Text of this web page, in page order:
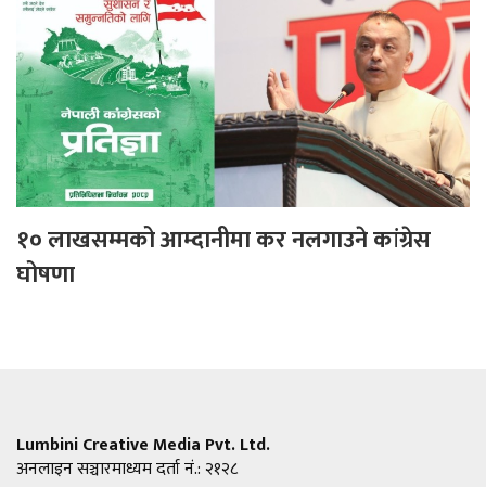
१० लाखसम्मको आम्दानीमा कर नलगाउने कांग्रेस
घोषणा
Lumbini Creative Media Pvt. Ltd.
अनलाइन सञ्चारमाध्यम दर्ता नं.: २१२८